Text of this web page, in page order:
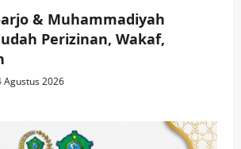
& Muhammadiyah
Perizinan, Wakaf,
Agustus 2026